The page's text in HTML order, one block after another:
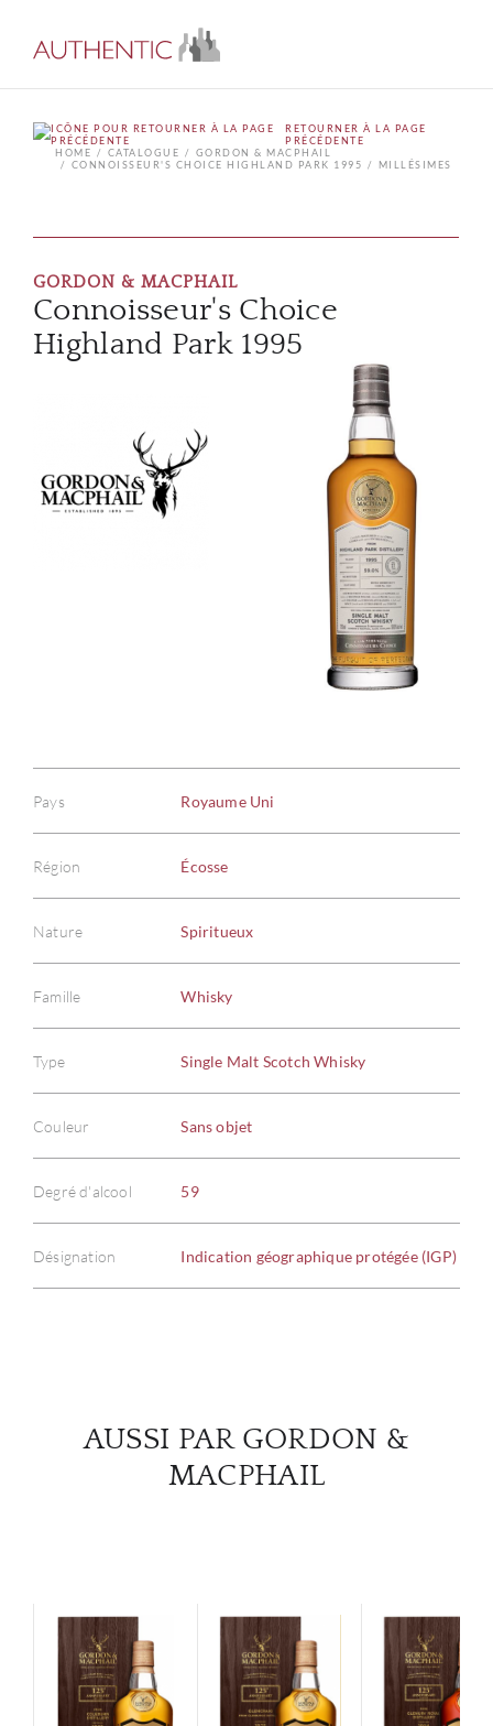
RETOURNER À LA PAGE
PRÉCÉDENTE
HOME
CATALOGUE
GORDON & MACPHAIL
CONNOISSEUR'S CHOICE HIGHLAND PARK 1995
MILLÉSIMES
GORDON & MACPHAIL
Connoisseur's Choice
Highland Park 1995
Pays Royaume Uni
Région Écosse
Nature Spiritueux
Famille Whisky
Type Single Malt Scotch Whisky
Couleur Sans objet
Degré d'alcool 59
Désignation Indication géographique protégée (IGP)
AUSSI PAR GORDON &
MACPHAIL